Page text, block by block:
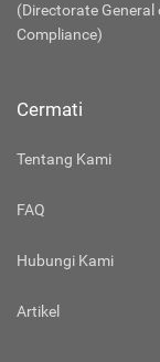
(Directorate
Compliance)
Cermati
Tentang Kami
FAQ
Hubungi Kami
Artikel